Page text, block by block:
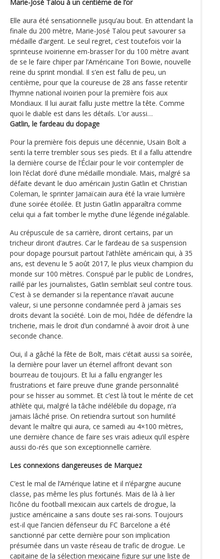
Marie-José Talou à un centième de l’or
Elle aura été sensationnelle jusqu’au bout. En attendant la
finale du 200 mètre, Marie-José Talou peut savourer sa
médaille d’argent. Le seul regret, c’est toutefois voir la
sprinteuse ivoirienne em-brasser l’or du 100 mètre avant
de se le faire chiper par l’Américaine Tori Bowie, nouvelle
reine du sprint mondial. Il s’en est fallu de peu, un
centième, pour que la coureuse de 28 ans fasse retentir
l’hymne national ivoirien pour la première fois aux
Mondiaux. Il lui aurait fallu juste mettre la tête. Comme
quoi le diable est dans les détails. L’or aussi…
Gatlin, le fardeau du dopage
Pour la première fois depuis une décennie, Usain Bolt a
senti la terre trembler sous ses pieds. Et il a fallu attendre
la dernière course de l‘Éclair pour le voir contempler de
loin l‘éclat doré d’une médaille mondiale. Mais, malgré sa
défaite devant le duo américain Justin Gatlin et Christian
Coleman, le sprinter Jamaïcain aura été la vraie lumière
d’une soirée étoilée. Et Justin Gatlin apparaîtra comme
celui qui a fait tomber le mythe d’une légende inégalable.
Au crépuscule de sa carrière, diront certains, par un
tricheur diront d’autres. Car le fardeau de sa suspension
pour dopage poursuit partout l’athlète américain qui, à 35
ans, est devenu le 5 août 2017, le plus vieux champion du
monde sur 100 mètres. Conspué par le public de Londres,
raillé par les journalistes, Gatlin semblait seul contre tous.
C’est à se demander si la repentance n’avait aucune
valeur, si une personne condamnée perd à jamais ses
droits devant la société. Loin de moi, l’idée de défendre la
tricherie, mais le droit d’un condamné à avoir droit à une
seconde chance.
Oui, il a gâché la fête de Bolt, mais c‘était aussi sa soirée,
la dernière pour laver un éternel affront devant son
bourreau de toujours. Et lui a fallu engranger les
frustrations et faire preuve d’une grande personnalité
pour se hisser au sommet. Et c’est là tout le mérite de cet
athlète qui, malgré la tâche indélébile du dopage, n’a
jamais lâché prise. On retiendra surtout son humilité
devant le maître qui aura, ce samedi au 4×100 mètres,
une dernière chance de faire ses vrais adieux qu’il espère
aussi do-rés que son exceptionnelle carrière.
Les connexions dangereuses de Marquez
C’est le mal de l’Amérique latine et il n‘épargne aucune
classe, pas même les plus fortunés. Mais de là à lier
l’icône du football mexicain aux cartels de drogue, la
justice américaine a sans doute ses rai-sons. Toujours
est-il que l’ancien défenseur du FC Barcelone a été
sanctionné par cette dernière pour son implication
présumée dans un vaste réseau de trafic de drogue. Le
capitaine de la sélection mexicaine figure sur une liste de